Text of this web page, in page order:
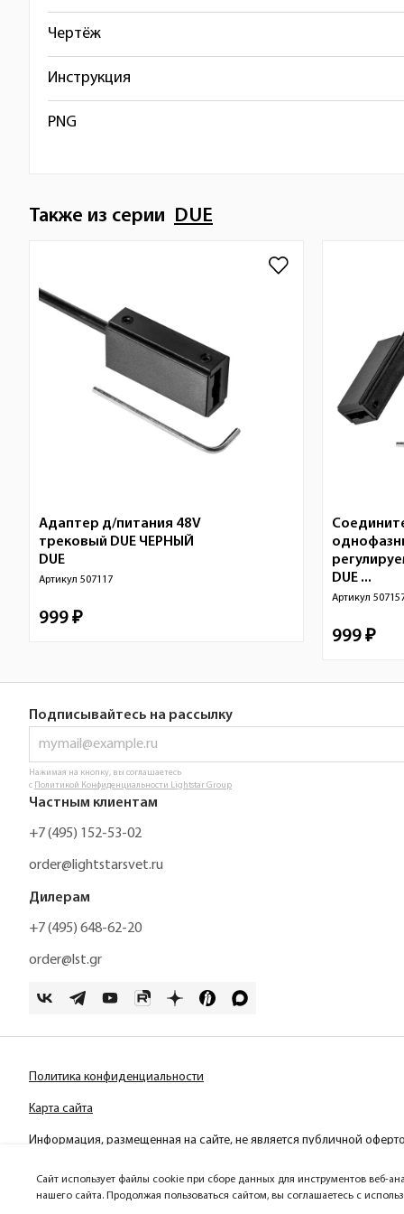
Чертёж
Инструкция
PNG
Также из серии DUE
Адаптер д/питания 48V
трековый DUE ЧЕРНЫЙ
DUE
Артикул 507117
999 ₽
DUE ...
Артикул
999 ₽
Подписывайтесь на рассылку
Нажимая на кнопку, вы соглашаетесь
с Политикой Конфиденциальности Lightstar Group
Частным клиентам
+7 (495) 152-53-02
order@lightstarsvet.ru
Дилерам
+7 (495) 648-62-20
order@lst.gr
Политика конфиденциальности
Карта сайта
Информация, размещенная на сайте, не является публичной
Сайт использует файлы cookie при сборе данных для инструментов веб-
нашего сайта. Продолжая пользоваться сайтом, вы соглашаетесь с